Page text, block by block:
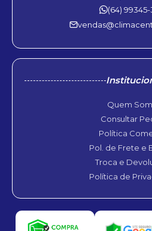
(64)
Quem
Consultar
Política
Pol. de Frete e
Troca e
Política de